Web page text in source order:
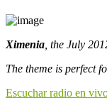
Ximenia , the July
The theme is perfect
Escuchar radio en